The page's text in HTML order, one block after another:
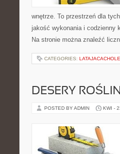
wnętrze. To przestrzeń dla
jakość wykonania i codzienny
Na stronie można znaleźć
CATEGORIES:
DESERY
POSTED BY ADMIN KWI -